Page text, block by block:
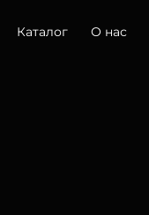
Каталог О нас